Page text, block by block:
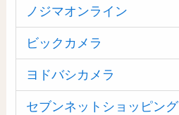
ノジマオンライン
ビックカメラ
ヨドバシカメラ
セブンネットショッピング